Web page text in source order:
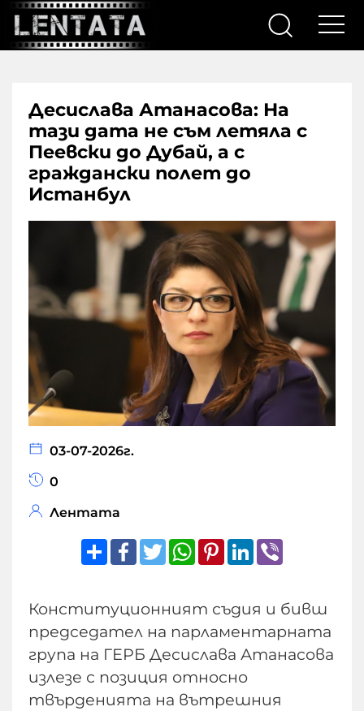
Десислава Атанасова: На
тази дата не съм летяла с
Пеевски до Дубай, а с
граждански полет до
Истанбул
03-07-2026г.
0
Лентата
ShareFacebook
TwitterWhatsApp
Pinterest
LinkedIn
Конституционният съдия и бивш
председател на парламентарната
група на ГЕРБ Десислава Атанасова
излезе с позиция относно
твърденията на вътрешния